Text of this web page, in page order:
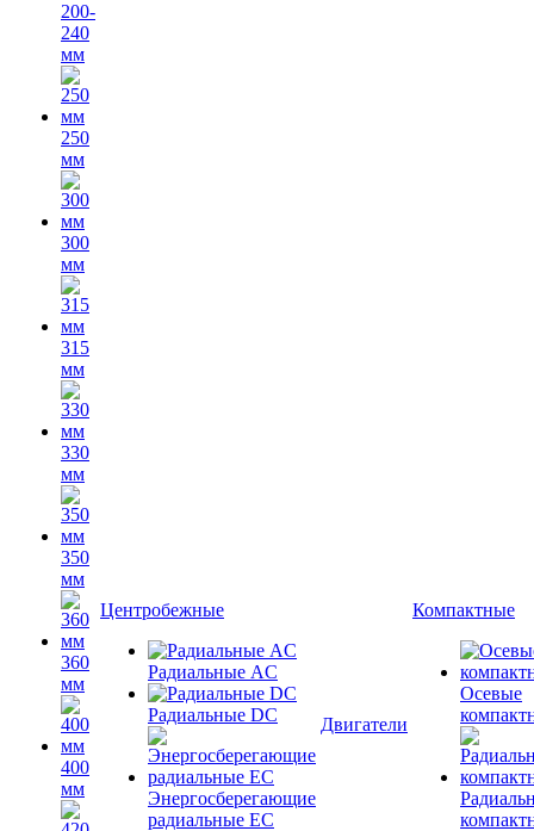
200-
240
мм
250
мм
300
мм
315
мм
330
мм
350
мм
360
мм
400
мм
Центробежные
Радиальные AC
Радиальные DC
Энергосберегающие
радиальные EC
Двигатели
Компактные
Осевые